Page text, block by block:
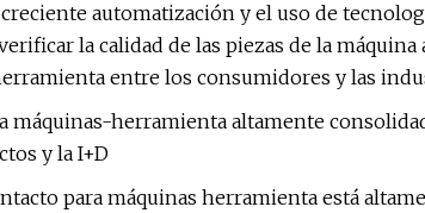
automatización y el uso de
la calidad de las piezas de la
entre los consumidores y las
máquinas-herramienta altamente
y la I+D
para máquinas herramienta está